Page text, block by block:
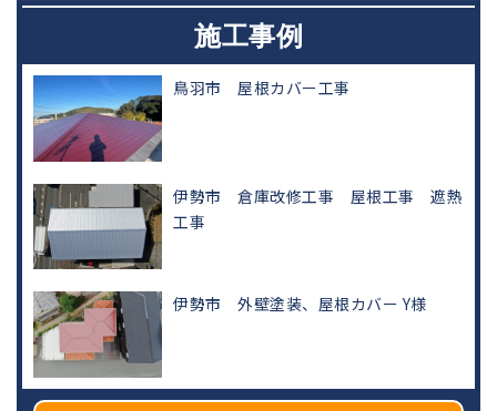
施工事例
鳥羽市 屋根カバー工事
伊勢市 倉庫改修工事 屋根工事 遮熱
工事
伊勢市 外壁塗装、屋根カバー Y様